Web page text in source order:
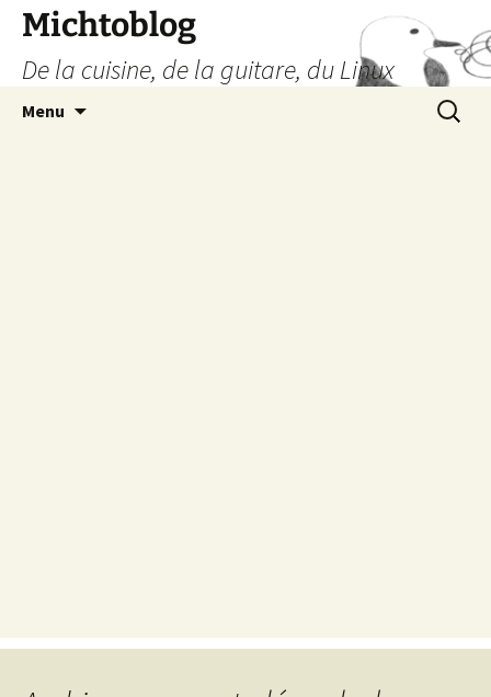
Aller
contenu
Michtoblog
De la cuisine, de la guitare, du Linux
Menu